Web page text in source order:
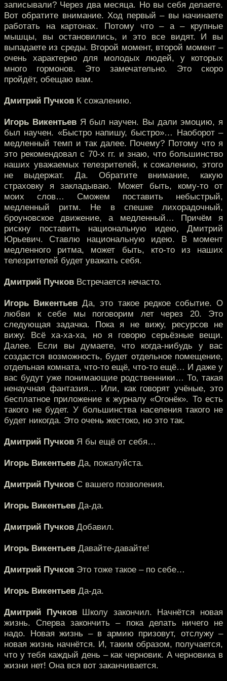
записывали? Через два месяца. Но вы себя делаете.
Вот обратите внимание. Ход первый – вы начинаете
работать на картонах. Потому что – а – крупные
мышцы, вы остановились, и это все видят. И вы
выпадаете из среды. Второй момент, второй момент –
очень характерно для молодых людей, у которых
много гормонов. Это замечательно. Это скоро
пройдёт, обещаю вам.
Дмитрий Пучков К сожалению.
Игорь ВикентьевЯ был научен. Вы дали эмоцию, я
был научен. «Быстро напишу, быстро»… Наоборот –
медленный темп и так далее. Почему? Потому что я
это рекомендовал с 70-х гг. и знаю, что большинство
наших уважаемых телезрителей, к сожалению, этого
не выдержат. Да. Обратите внимание, какую
страховку я закладываю. Может быть, кому-то от
моих слов… Сможем поставить небыстрый,
медленный ритм. Не в спешке лихорадочный,
броуновское движение, а медленный… Причём я
рискну поставить национальную идею, Дмитрий
Юрьевич. Ставлю национальную идею. В момент
медленного ритма, может быть, кто-то из наших
телезрителей будет уважать себя.
Дмитрий Пучков Встречается нечасто.
Игорь Викентьев Да, это такое редкое событие. О
любви к себе мы поговорим лет через 20. Это
следующая задачка. Пока я не вижу, ресурсов не
вижу. Всё ха-ха-ха, но я говорю серьёзные вещи.
Далее. Если вы думаете, что когда-нибудь у вас
создастся возможность, будет отдельное помещение,
отдельная комната, что-то ещё, что-то ещё… И даже у
вас будут уже понимающие родственники… То, такая
ненаучная фантазия… Или, как говорят учёные, это
бесплатное приложение к журналу «Огонёк». То есть
такого не будет. У большинства населения такого не
будет никогда. Это очень жестоко, но это так.
Дмитрий Пучков Я бы ещё от себя…
Игорь Викентьев Да, пожалуйста.
Дмитрий Пучков С вашего позволения.
Игорь Викентьев Да-да.
Дмитрий Пучков Добавил.
Игорь Викентьев Давайте-давайте!
Дмитрий Пучков Это тоже такое – по себе…
Игорь Викентьев Да-да.
Дмитрий ПучковШколу закончил. Начнётся новая
жизнь. Сперва закончить – пока делать ничего не
надо. Новая жизнь – в армию призовут, отслужу –
новая жизнь начнётся. И, таким образом, получается,
что у тебя каждый день – как черновик. А черновика в
жизни нет! Она вся вот заканчивается.